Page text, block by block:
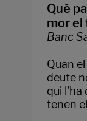
Què
mor el
Banc
Quan
deute
qui l'ha
tenen